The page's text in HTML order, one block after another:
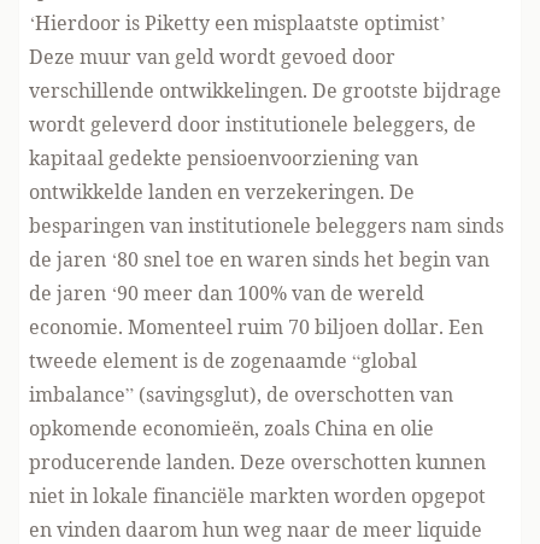
‘Hierdoor is Piketty een misplaatste optimist’
Deze muur van geld wordt gevoed door
verschillende ontwikkelingen. De grootste bijdrage
wordt geleverd door institutionele beleggers, de
kapitaal gedekte pensioenvoorziening van
ontwikkelde landen en verzekeringen. De
besparingen van institutionele beleggers nam sinds
de jaren ‘80 snel toe en waren sinds het begin van
de jaren ‘90 meer dan 100% van de wereld
economie. Momenteel ruim 70 biljoen dollar. Een
tweede element is de zogenaamde “global
imbalance” (savingsglut), de overschotten van
opkomende economieën, zoals China en olie
producerende landen. Deze overschotten kunnen
niet in lokale financiële markten worden opgepot
en vinden daarom hun weg naar de meer liquide